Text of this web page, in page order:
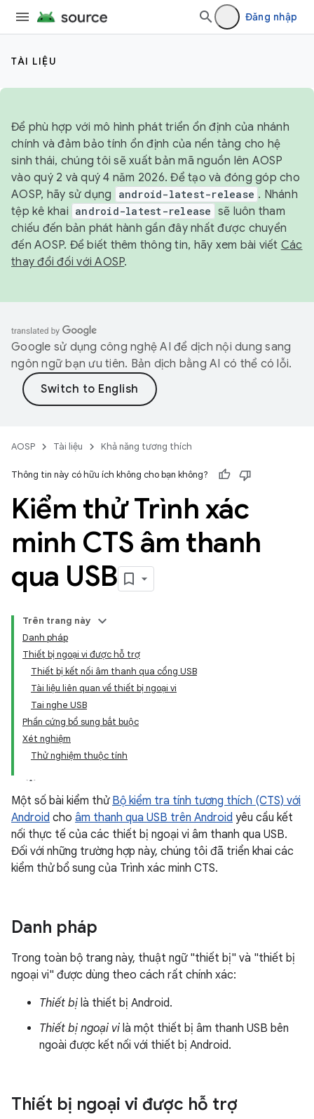
Đăng nhập
TÀI LIỆU
Để phù hợp với mô hình phát triển ổn định của nhánh
chính và đảm bảo tính ổn định của nền tảng cho hệ
sinh thái, chúng tôi sẽ xuất bản mã nguồn lên AOSP
vào quý 2 và quý 4 năm 2026. Để tạo và đóng góp cho
AOSP, hãy sử dụng
android-latest-release . Nhánh
tệp kê khai android-latest-release sẽ luôn tham
chiếu đến bản phát hành gần đây nhất được chuyển
đến AOSP. Để biết thêm thông tin, hãy xem bài viết Các
thay đổi đối với AOSP.
Google sử dụng công nghệ AI để dịch nội dung sang
ngôn ngữ bạn ưu tiên. Bản dịch bằng AI có thể có lỗi.
AOSP Tài liệu Khả năng tương thích
Thông tin này có hữu ích không cho bạn không?
Kiểm thử Trình xác
minh CTS âm thanh
qua USB
Trên trang này
Danh pháp
Thiết bị ngoại vi được hỗ trợ
Thiết bị kết nối âm thanh qua cổng USB
Tài liệu liên quan về thiết bị ngoại vi
Tai nghe USB
Phần cứng bổ sung bắt buộc
Xét nghiệm
Thử nghiệm thuộc tính
Một số bài kiểm thử Bộ kiểm tra tính tương thích (CTS) với
Android cho âm thanh qua USB trên Android yêu cầu kết
nối thực tế của các thiết bị ngoại vi âm thanh qua USB.
Đối với những trường hợp này, chúng tôi đã triển khai các
kiểm thử bổ sung của Trình xác minh CTS.
Danh pháp
Trong toàn bộ trang này, thuật ngữ "thiết bị" và "thiết bị
ngoại vi" được dùng theo cách rất chính xác:
Thiết bị là thiết bị Android.
Thiết bị ngoại vi là một thiết bị âm thanh USB bên
ngoài được kết nối với thiết bị Android.
Thiết bị ngoại vi được hỗ trợ